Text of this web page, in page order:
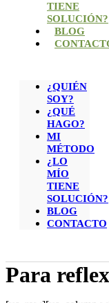
TIENE
SOLUCIÓN?
BLOG
¿QUIÉN
SOY?
¿QUÉ
HAGO?
MI
MÉTODO
¿LO
MÍO
TIENE
SOLUCIÓN?
BLOG
CONTACTO
Para